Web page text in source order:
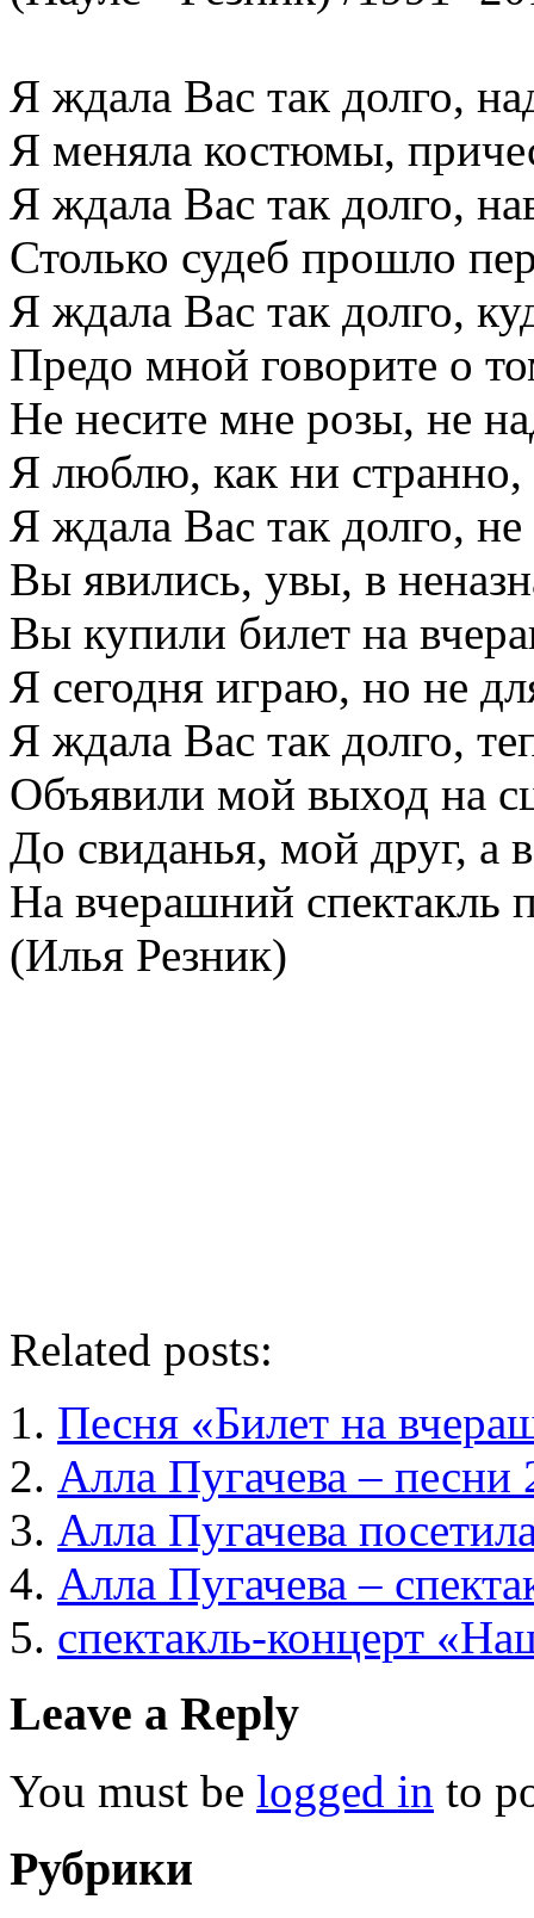
Я ждала Вас так долго,
Я меняла костюмы,
Я ждала Вас так долго,
Столько судеб прошло
Я ждала Вас так долго,
Предо мной говорите о
Не несите мне розы, не
Я люблю, как ни странно,
Я ждала Вас так долго, не
Вы явились, увы, в
Вы купили билет на
Я сегодня играю, но не
Я ждала Вас так долго,
Объявили мой выход на
До свиданья, мой друг, а
На вчерашний спектакль
(Илья Резник)
Related posts:
Песня «Билет на
Алла Пугачева – песни
Алла Пугачева
Алла Пугачева –
спектакль-концерт
Leave a Reply
You must be logged in to
Рубрики